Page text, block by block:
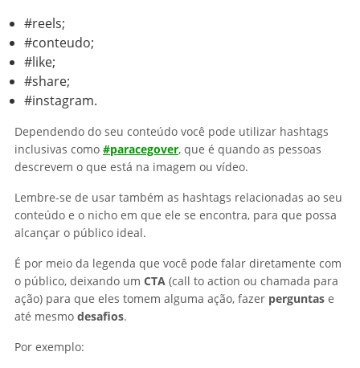
#reels;
#conteudo;
#like;
#share;
#instagram.
Dependendo do seu conteúdo você pode utilizar hashtags
inclusivas como #paracegover, que é quando as pessoas
descrevem o que está na imagem ou vídeo.
Lembre-se de usar também as hashtags relacionadas ao seu
conteúdo e o nicho em que ele se encontra, para que possa
alcançar o público ideal.
É por meio da legenda que você pode falar diretamente com
o público, deixando um CTA (call to action ou chamada para
ação) para que eles tomem alguma ação, fazer perguntas e
até mesmo desafios.
Por exemplo: